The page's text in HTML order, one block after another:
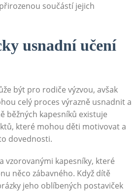
součástí jejich
usnadní učení
být pro rodiče výzvou, avšak
celý proces výrazně usnadnit a
běžných kapesníků existuje
které mohou děti motivovat a
dovednosti.
vzorovanými kapesníky, které
něco zábavného. Když dítě
jeho oblíbených postaviček